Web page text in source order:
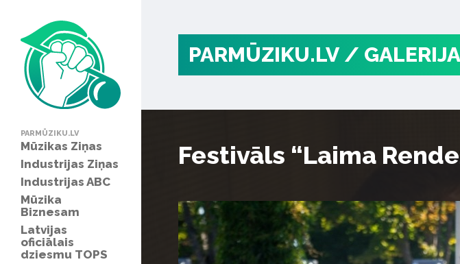
PARMŪZIKU.LV
Mūzikas Ziņas
Industrijas Ziņas
Industrijas ABC
Mūzika
Biznesam
Latvijas
oficiālais
dziesmu TOPS
PARMŪZIKU.LV /
Festivāls “Laima